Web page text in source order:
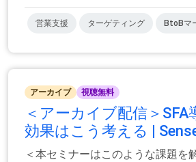
営業支援 ターゲティング BtoBマ
アーカイブ 視聴無料
＜アーカイブ配信＞SFA
効果はこう考える |
＜本セミナーはこのような課題を